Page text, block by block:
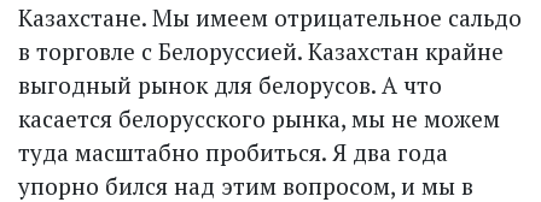
Казахстане. Мы имеем отрицательное сальдо
в торговле с Белоруссией. Казахстан крайне
выгодный рынок для белорусов. А что
касается белорусского рынка, мы не можем
туда масштабно пробиться. Я два года
упорно бился над этим вопросом, и мы в